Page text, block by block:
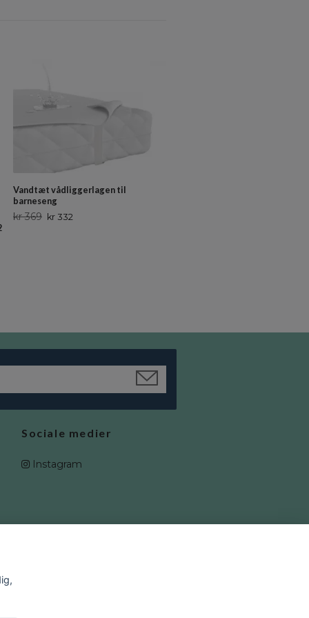
Vandtæt vådliggerlagen til
barneseng
kr 369 kr 332
Sociale medier
Instagram